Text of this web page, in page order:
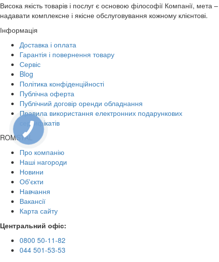
Висока якість товарів і послуг є основою філософії Компанії, мета –
надавати комплексне і якісне обслуговування кожному клієнтові.
Інформація
Доставка і оплата
Гарантія і повернення товару
Сервіс
Blog
Політика конфіденційності
Публічна оферта
Публічний договір оренди обладнання
Правила використання електронних подарункових
сертифікатів
ROMSTAL
Про компанію
Наші нагороди
Новини
Об'єкти
Навчання
Вакансії
Карта сайту
Центральний офіс:
0800 50-11-82
044 501-53-53
КНОПКА
ЗВ'ЯЗКУ